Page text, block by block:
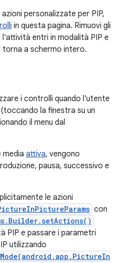
personalizzate per PIP,
in questa pagina. Rimuovi gli
entri in modalità PIP e
a schermo intero.
i controlli quando l'utente
la finestra su un
il menu dal
media attiva, vengono
pausa, successivo e
le azioni
con
PIP e passare i parametri
utilizzando